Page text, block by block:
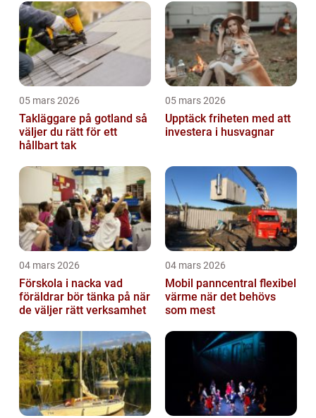
05 mars 2026
Takläggare på gotland så
väljer du rätt för ett
hållbart tak
05 mars 2026
Upptäck friheten med att
investera i husvagnar
04 mars 2026
Förskola i nacka vad
föräldrar bör tänka på när
de väljer rätt verksamhet
04 mars 2026
Mobil panncentral flexibel
värme när det behövs
som mest